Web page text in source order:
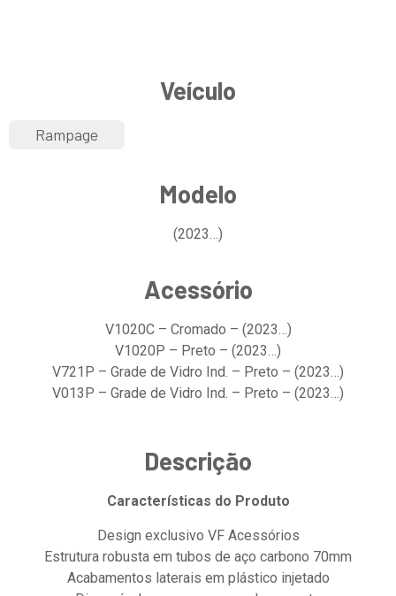
Veículo
Rampage
Modelo
(2023…)
Acessório
V1020C – Cromado – (2023…)
V1020P – Preto – (2023…)
V721P – Grade de Vidro Ind. – Preto – (2023…)
V013P – Grade de Vidro Ind. – Preto – (2023…)
Descrição
Características do Produto
Design exclusivo VF Acessórios
Estrutura robusta em tubos de aço carbono 70mm
Acabamentos laterais em plástico injetado